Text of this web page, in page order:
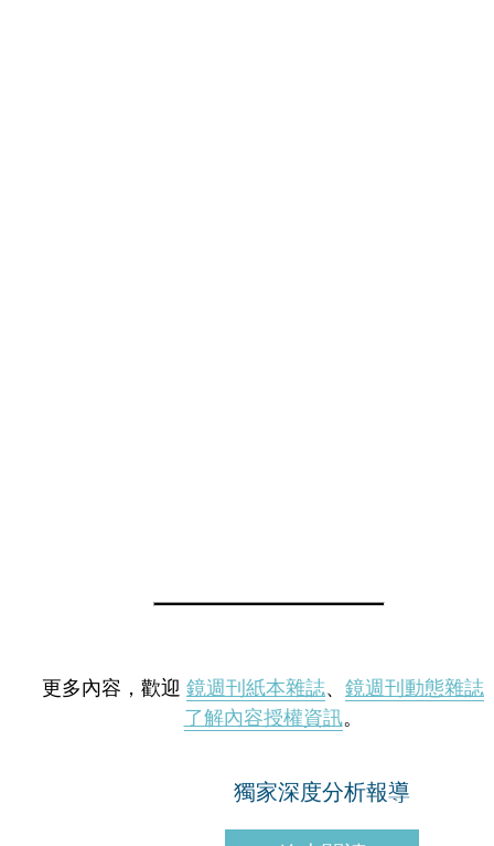
更多內容，歡迎 鏡週刊紙本雜誌、 鏡週刊動態雜誌
了解內容授權資訊。
獨家深度分析報導